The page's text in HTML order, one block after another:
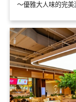
～優雅大人味的完